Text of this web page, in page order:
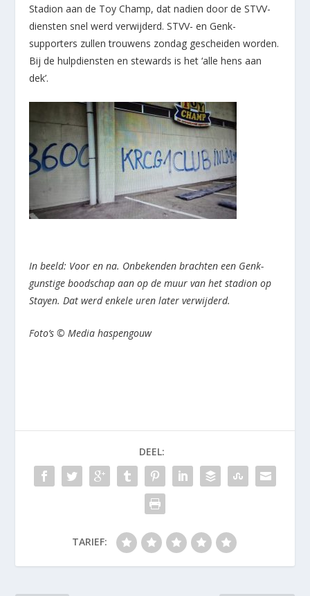
Stadion aan de Toy Champ, dat nadien door de STVV-
diensten snel werd verwijderd. STVV- en Genk-
supporters zullen trouwens zondag gescheiden worden.
Bij de hulpdiensten en stewards is het ‘alle hens aan
dek’.
In beeld: Voor en na. Onbekenden brachten een Genk-
gunstige boodschap aan op de muur van het stadion op
Stayen. Dat werd enkele uren later verwijderd.
Foto’s © Media haspengouw
DEEL:
TARIEF: